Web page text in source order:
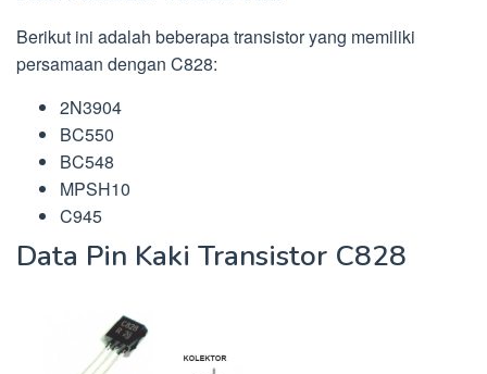
Berikut ini adalah beberapa transistor yang memiliki
persamaan dengan C828:
2N3904
BC550
BC548
MPSH10
C945
Data Pin Kaki Transistor C828